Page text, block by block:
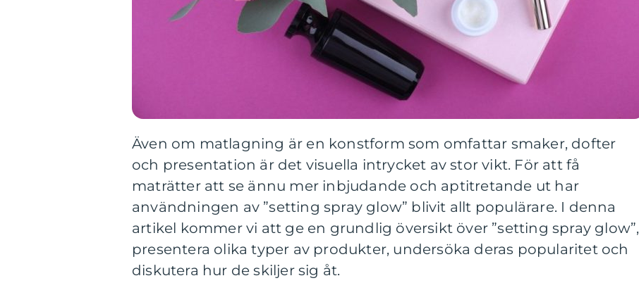
Även om matlagning är en konstform som omfattar smaker, dofter
och presentation är det visuella intrycket av stor vikt. För att få
maträtter att se ännu mer inbjudande och aptitretande ut har
användningen av ”setting spray glow” blivit allt populärare. I denna
artikel kommer vi att ge en grundlig översikt över ”setting spray glow”,
presentera olika typer av produkter, undersöka deras popularitet och
diskutera hur de skiljer sig åt.